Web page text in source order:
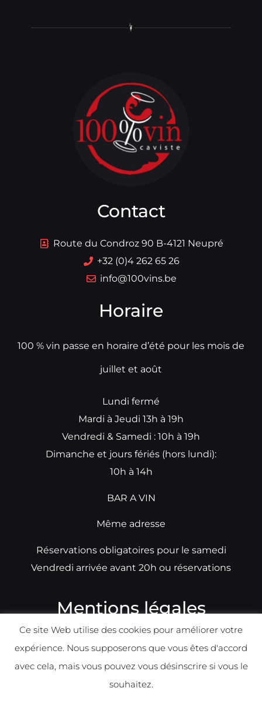
Contact
Route du Condroz 90 B-4121 Neupré
+32 (0)4 262 65 26
info@100vins.be
Horaire
100 % vin passe en horaire d’été pour les mois de
juillet et août
Lundi fermé
Mardi à Jeudi 13h à 19h
Vendredi & Samedi : 10h à 19h
Dimanche et jours fériés (hors lundi):
10h à 14h
BAR A VIN
Même adresse
Réservations obligatoires pour le samedi
Vendredi arrivée avant 20h ou réservations
Mentions légales
Ce site Web utilise des cookies pour améliorer votre
expérience. Nous supposerons que vous êtes d'accord
avec cela, mais vous pouvez vous désinscrire si vous le
souhaitez.